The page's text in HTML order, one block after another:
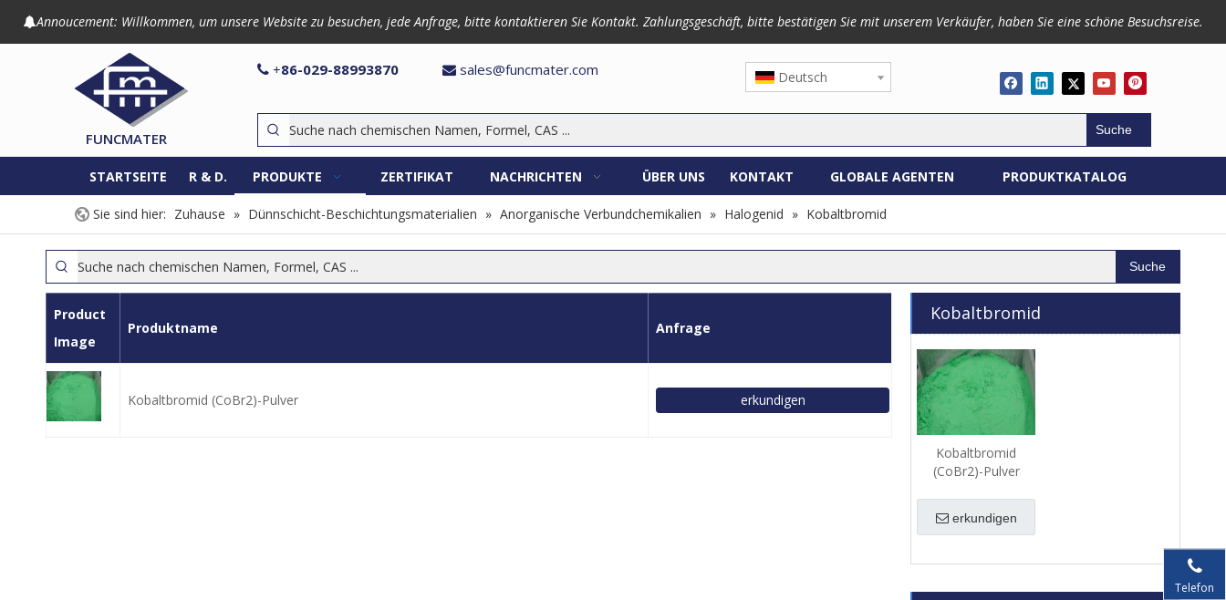
Annoucement: Willkommen, um unsere Website zu besuchen, jede Anfrage, bitte kontaktieren Sie Kontakt. Zahlungsgeschäft, bitte bestätigen Sie mit unserem Verkäufer, haben Sie eine schöne Besuchsreise.
FUNCMATER
 +86-029-88993870  sales@funcmater.com Deutsch
Suche
STARTSEITE R & D. PRODUKTE ZERTIFIKAT NACHRICHTEN ÜBER UNS KONTAKT GLOBALE AGENTEN PRODUKTKATALOG
Sie sind hier: Zuhause » Dünnschicht-Beschichtungsmaterialien » Anorganische Verbundchemikalien » Halogenid » Kobaltbromid
Suche
Product
Image
Produktname Anfrage
Kobaltbromid (CoBr2)-Pulver erkundigen
Kobaltbromid
Kobaltbromid
(CoBr2)-Pulver
erkundigen
Telefon